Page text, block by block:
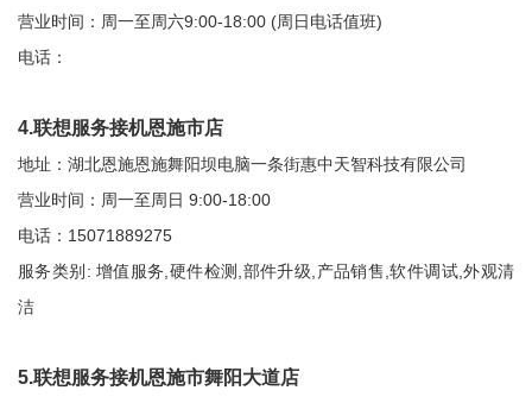
营业时间：周一至周六9:00-18:00 (周日电话值班)
电话：
4.联想服务接机恩施市店
地址：湖北恩施恩施舞阳坝电脑一条街惠中天智科技有限公司
营业时间：周一至周日 9:00-18:00
电话：15071889275
服务类别: 增值服务,硬件检测,部件升级,产品销售,软件调试,外观清
洁
5.联想服务接机恩施市舞阳大道店